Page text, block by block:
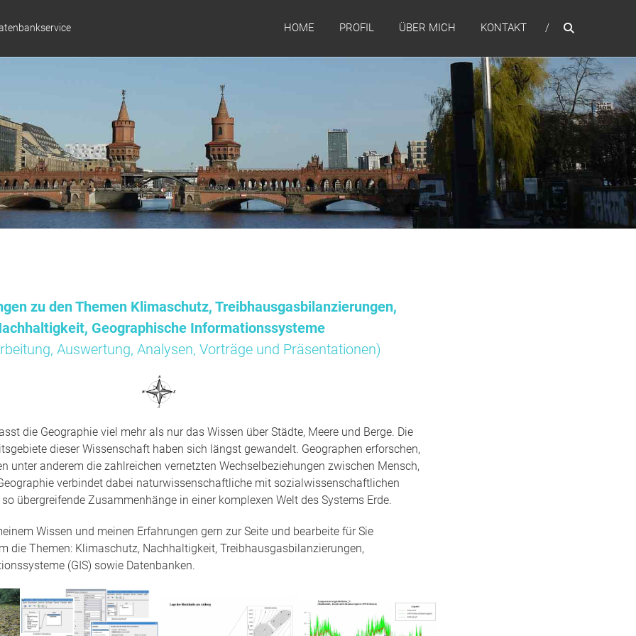
HOME PROFIL ÜBER MICH KONTAKT
zu den Themen Klimaschutz, Treibhausgasbilanzierungen,
Geographische Informationssysteme
Auswertung, Analysen, Vorträge und Präsentationen)
die Geographie viel mehr als nur das Wissen über Städte, Meere und Berge. Die
dieser Wissenschaft haben sich längst gewandelt. Geographen erforschen,
unter anderem die zahlreichen vernetzten Wechselbeziehungen zwischen Mensch,
verbindet dabei naturwissenschaftliche mit sozialwissenschaftlichen
übergreifende Zusammenhänge in einer komplexen Welt des Systems Erde.
Wissen und meinen Erfahrungen gern zur Seite und bearbeite für Sie
die Themen: Klimaschutz, Nachhaltigkeit, Treibhausgasbilanzierungen,
(GIS) sowie Datenbanken.